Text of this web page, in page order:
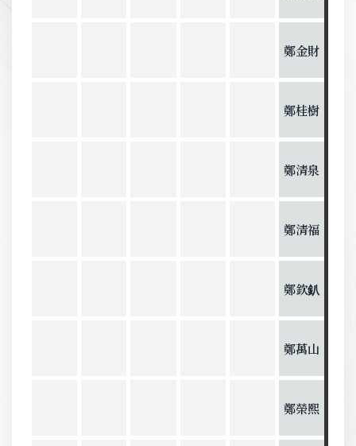
鄭金財
鄭桂樹
鄭清泉
鄭清福
鄭欽釟
鄭萬山
鄭榮熙